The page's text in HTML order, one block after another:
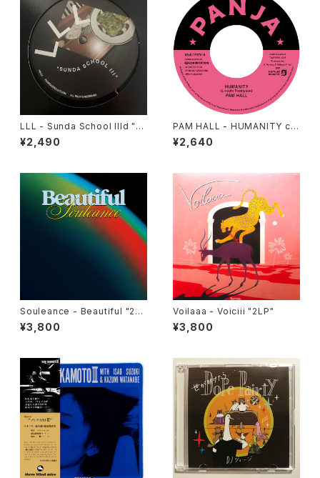
LLL - Sunda School IIId "1
2"
¥2,490
PAM HALL - HUMANITY c/
w ARCHIBALD "7"
¥2,640
Souleance - Beautiful "2L
P"
¥3,800
Voilaaa - Voiciii "2LP"
¥3,800